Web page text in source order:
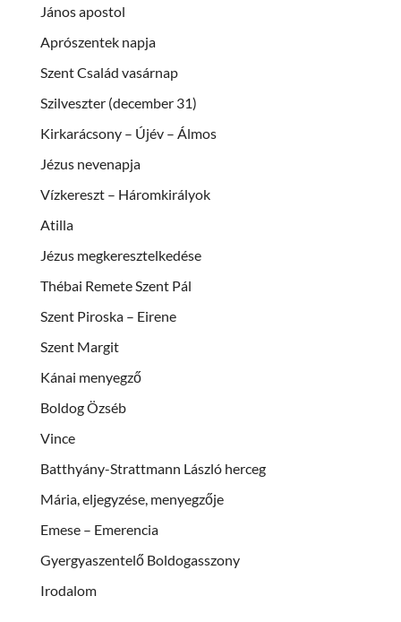
János apostol
Aprószentek napja
Szent Család vasárnap
Szilveszter (december 31)
Kirkarácsony – Újév – Álmos
Jézus nevenapja
Vízkereszt – Háromkirályok
Atilla
Jézus megkeresztelkedése
Thébai Remete Szent Pál
Szent Piroska – Eirene
Szent Margit
Kánai menyegző
Boldog Özséb
Vince
Batthyány-Strattmann László herceg
Mária, eljegyzése, menyegzője
Emese – Emerencia
Gyergyaszentelő Boldogasszony
Irodalom